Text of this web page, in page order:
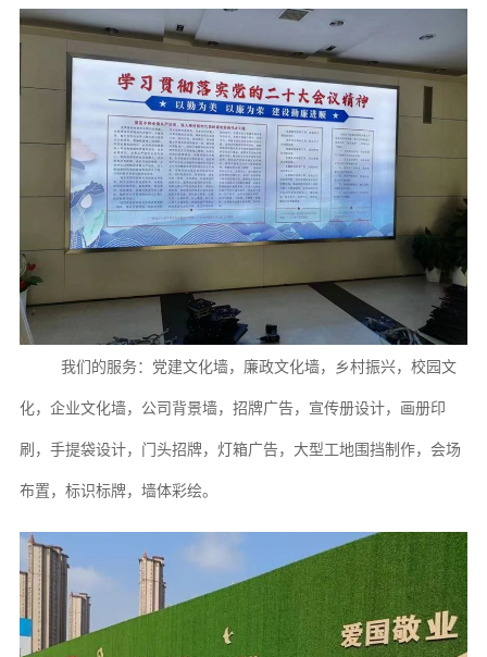
我们的服务：党建文化墙，廉政文化墙，乡村振兴，校园文
化，企业文化墙，公司背景墙， 招牌广告，宣传册设计，画册印
刷，手提袋设计，门头招牌，灯箱广告，大型工地围挡制作， 会场
布置，标识标牌，墙体彩绘。